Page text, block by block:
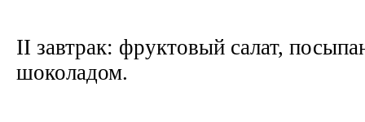
II завтрак: фруктовый салат,
шоколадом.